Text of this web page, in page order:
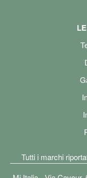
Tutti i marchi